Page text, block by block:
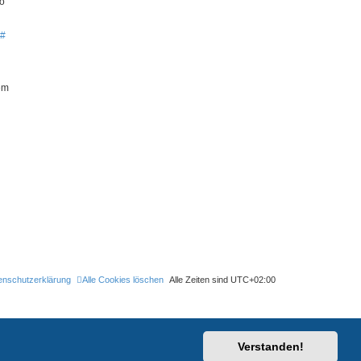
Verstanden!
#
Alle Zeiten sind UTC+02:00
Alle Cookies löschen